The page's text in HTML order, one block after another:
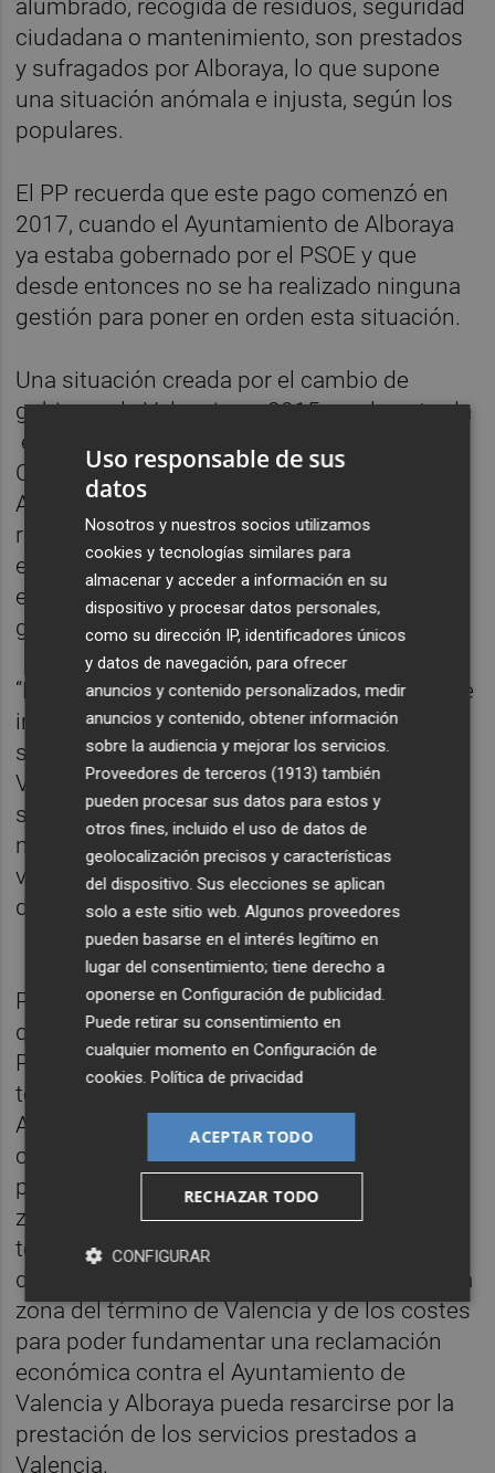
alumbrado, recogida de residuos, seguridad
ciudadana o mantenimiento, son prestados
y sufragados por Alboraya, lo que supone
una situación anómala e injusta, según los
populares.
El PP recuerda que este pago comenzó en
2017, cuando el Ayuntamiento de Alboraya
ya estaba gobernado por el PSOE y que
desde entonces no se ha realizado ninguna
gestión para poner en orden esta situación.
Una situación creada por el cambio de
gobierno de Valencia en 2015 con la entrada
en el cap i casal del tripartito formado por
Compromis, PSOE y Valencia en Comú.
Anteriormente, ningún gobierno había
reclamado nada porque se entendía que
estaba en vías de solucionar la situación de
esos terrenos. Algo que con la entrada del
gobierno de izquierdas se dinamitó.
“Estamos ante un desequilibrio económico e
institucional evidente: Alboraya presta los
servicios y asume los costes, mientras
València percibe la recaudación del IBI. Esto
supone un perjuicio directo a las arcas
municipales y un trato injusto hacia los
vecinos y vecinas de Alboraya”, denuncian
desde el grupopopular.
Por ello, el PP ha presentado una moción
que insta al gobierno local formado por
PSOE y Compromís a actuar. En concreto, el
texto propone solicitar formalmente al
Ayuntamiento de València la revisión del IBI
cobrado y una compensación económica
por los servicios que presta Alboraya en esa
zona. Asimismo, requiere a los servicios
técnicos municipales un informe detallado
de los servicios prestados por Alboraya en la
zona del término de Valencia y de los costes
para poder fundamentar una reclamación
económica contra el Ayuntamiento de
Valencia y Alboraya pueda resarcirse por la
prestación de los servicios prestados a
Valencia.
Uso responsable de sus
datos
Nosotros y nuestros socios utilizamos
cookies y tecnologías similares para
almacenar y acceder a información en su
dispositivo y procesar datos personales,
como su dirección IP, identificadores únicos
y datos de navegación, para ofrecer
anuncios y contenido personalizados, medir
anuncios y contenido, obtener información
sobre la audiencia y mejorar los servicios.
Proveedores de terceros (1913) también
pueden procesar sus datos para estos y
otros fines, incluido el uso de datos de
geolocalización precisos y características
del dispositivo. Sus elecciones se aplican
solo a este sitio web. Algunos proveedores
pueden basarse en el interés legítimo en
lugar del consentimiento; tiene derecho a
oponerse enConfiguración de publicidad.
Puede retirar su consentimiento en
cualquier momento enConfiguración de
cookies.Política de privacidad
ACEPTAR TODO
RECHAZAR TODO
CONFIGURAR